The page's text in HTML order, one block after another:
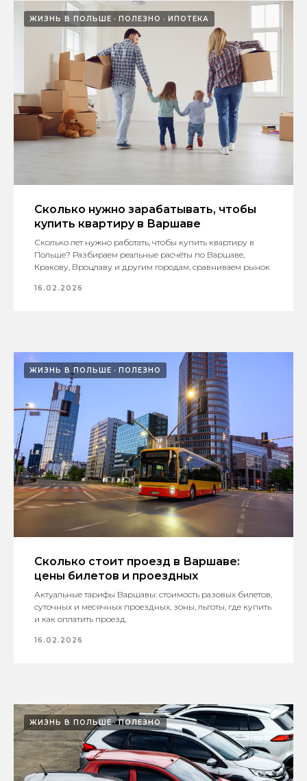
ЖИЗНЬ В ПОЛЬШЕ ПОЛЕЗНО ИПОТЕКА
Сколько нужно зарабатывать, чтобы
купить квартиру в Варшаве
Сколько лет нужно работать, чтобы купить квартиру в
Польше? Разбираем реальные расчёты по Варшаве,
Кракову, Вроцлаву и другим городам, сравниваем рынок
16.02.2026
ЖИЗНЬ В ПОЛЬШЕ ПОЛЕЗНО
Сколько стоит проезд в Варшаве:
цены билетов и проездных
Актуальные тарифы Варшавы: стоимость разовых билетов,
суточных и месячных проездных, зоны, льготы, где купить
и как оплатить проезд.
16.02.2026
ЖИЗНЬ В ПОЛЬШЕ ПОЛЕЗНО